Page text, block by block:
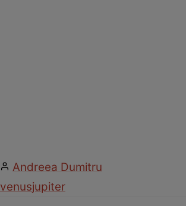
Andreea Dumitru
venusjupiter